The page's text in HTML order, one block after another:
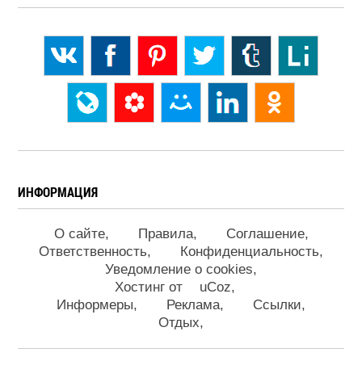
ИНФОРМАЦИЯ
О сайте Правила
Соглашение
Ответственность
Конфиденциальность
Уведомление о cookies
Хостинг от
uCoz
Информеры
Реклама
Ссылки
Отдых